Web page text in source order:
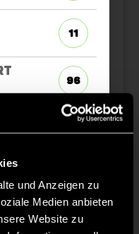
und Anzeigen zu
Medien anbieten
Website zu
11
96